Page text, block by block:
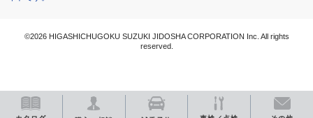
©2026 HIGASHICHUGOKU SUZUKI JIDOSHA CORPORATION Inc. All rights
reserved.